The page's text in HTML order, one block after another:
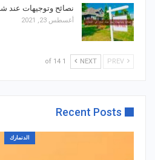
نصائح وتوجيهات عند
أغسطس 23, 2021
NEXT
1 of 14
Recent Posts
الدنمارك